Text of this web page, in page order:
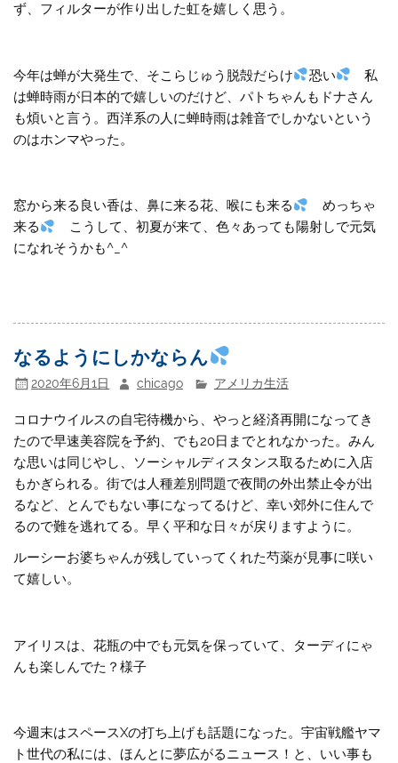
ず、フィルターが作り出した虹を嬉しく思う。
今年は蝉が大発生で、そこらじゅう脱殻だらけ 恐い
私
は蝉時雨が日本的で嬉しいのだけど、パトちゃんもドナさん
も煩いと言う。西洋系の人に蝉時雨は雑音でしかないという
のはホンマやった。
窓から来る良い香は、鼻に来る花、喉にも来る
めっちゃ
来る
こうして、初夏が来て、色々あっても陽射しで元気
になれそうかも^_^
なるようにしかならん
2020年6月1日 chicago アメリカ生活
コロナウイルスの自宅待機から、やっと経済再開になってき
たので早速美容院を予約、でも20日までとれなかった。みん
な思いは同じやし、ソーシャルディスタンス取るために入店
もかぎられる。街では人種差別問題で夜間の外出禁止令が出
るなど、とんでもない事になってるけど、幸い郊外に住んで
るので難を逃れてる。早く平和な日々が戻りますように。
ルーシーお婆ちゃんが残していってくれた芍薬が見事に咲い
て嬉しい。
アイリスは、花瓶の中でも元気を保っていて、ターディにゃ
んも楽しんでた？様子
今週末はスペースXの打ち上げも話題になった。宇宙戦艦ヤマ
ト世代の私には、ほんとに夢広がるニュース！と、いい事も